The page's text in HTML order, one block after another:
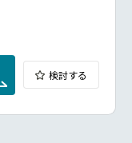
大企業や政府機関
ンを支援し、グロ
す。
を持つプロフェッ
アップ支援や新規
育成支援を軸とし
検討する